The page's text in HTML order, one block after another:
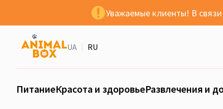
Уважаемые клиенты! В
UA RU
ПитаниеКрасота и здоровьеРазвлечения и